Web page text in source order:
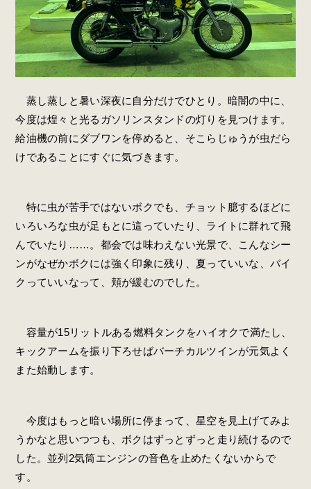
蒸し蒸しと暑い深夜に自分だけでひとり。暗闇の中に、
今度は煌々と光るガソリンスタンドの灯りを見つけます。
給油機の前にダブワンを停めると、そこらじゅうが虫だら
けであることにすぐに気づきます。
特に虫が苦手ではないボクでも、チョット臆するほどに
いろいろな虫が足もとに這っていたり、ライトに群れて飛
んでいたり……。都会では味わえない光景で、こんなシー
ンがなぜかボクには強く印象に残り、夏っていいな、バイ
クっていいなって、頬が緩むのでした。
容量が15リットルある燃料タンクをハイオクで満たし、
キックアームを振り下ろせばバーチカルツインが元気よく
また始動します。
今度はもっと暗い場所に停まって、星空を見上げてみよ
うかなと思いつつも、ボクはずっとずっと走り続けるので
した。並列2気筒エンジンの音色を止めたくないからで
す。